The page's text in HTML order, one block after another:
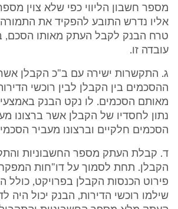
מספר חשבון הליווי כפי שלא צוין
אליו נדרש התובע להפקיד את
טרח הבנק לקבל העתק מאותו הסכם,
עובדה זו.
ג. התקשרות ישירה עם ב"כ הקבלן
ההסכמים בין הקבלן לבין רוכשי
מאותם הסכמים. לו נקט הבנק
נתון לחסדיו של הקבלן אשר ברצונו
הסכמים חלקיים וברצונו מעביר
ד. קבלת העתק מספר החשבוניות
הקבלן. תחת לסמוך על דו"חות
פירוט הכנסות הקבלן בפרויקט, כולל
שילמו רוכשי הדירות, הבנק יכול היה